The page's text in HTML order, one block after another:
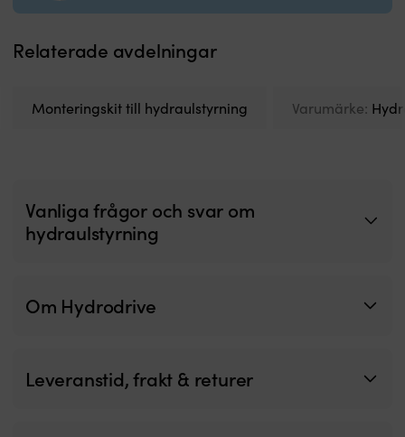
Relaterade avdelningar
Monteringskit till hydraulstyrning Varumärke:
Vanliga frågor och svar om
hydraulstyrning
Om Hydrodrive
Leveranstid, frakt & returer